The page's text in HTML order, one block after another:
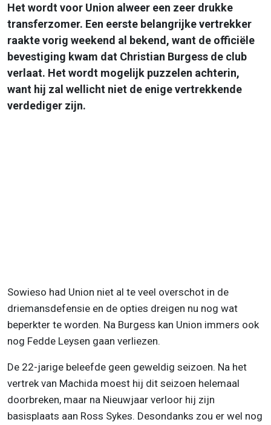
Het wordt voor Union alweer een zeer drukke
transferzomer. Een eerste belangrijke vertrekker
raakte vorig weekend al bekend, want de officiële
bevestiging kwam dat Christian Burgess de club
verlaat. Het wordt mogelijk puzzelen achterin,
want hij zal wellicht niet de enige vertrekkende
verdediger zijn.
Sowieso had Union niet al te veel overschot in de
driemansdefensie en de opties dreigen nu nog wat
beperkter te worden. Na Burgess kan Union immers ook
nog Fedde Leysen gaan verliezen.
De 22-jarige beleefde geen geweldig seizoen. Na het
vertrek van Machida moest hij dit seizoen helemaal
doorbreken, maar na Nieuwjaar verloor hij zijn
basisplaats aan Ross Sykes. Desondanks zou er wel nog